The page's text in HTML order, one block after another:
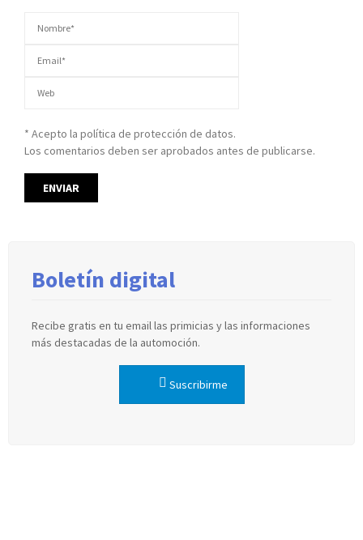
* Acepto la política de protección de datos.
Los comentarios deben ser aprobados antes de publicarse.
Boletín digital
Recibe gratis en tu email las primicias y las informaciones
más destacadas de la automoción.
Suscribirme